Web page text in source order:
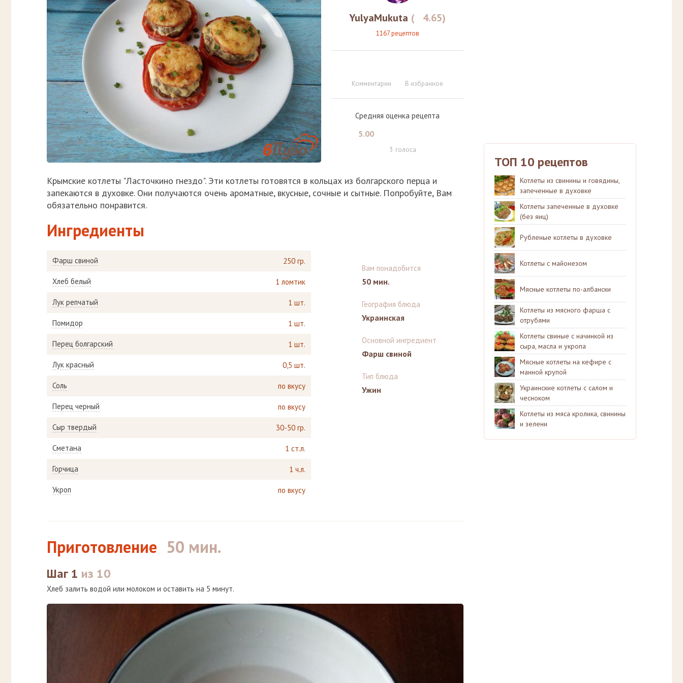
YulyaMukuta ( 4.65)
1167 рецептов
Комментарии В избранное
Средняя оценка рецепта
5.00
3 голоса
Крымские котлеты "Ласточкино гнездо". Эти котлеты готовятся в кольцах из болгарского перца и
запекаются в духовке. Они получаются очень ароматные, вкусные, сочные и сытные. Попробуйте, Вам
обязательно понравится.
Ингредиенты
Фарш свиной 250 гр.
Хлеб белый 1 ломтик
Лук репчатый 1 шт.
Помидор 1 шт.
Перец болгарский 1 шт.
Лук красный 0,5 шт.
Соль по вкусу
Перец черный по вкусу
Сыр твердый 30-50 гр.
Сметана 1 ст.л.
Горчица 1 ч.л.
Укроп по вкусу
Вам понадобится
50 мин.
География блюда
Украинская
Основной ингредиент
Фарш свиной
Тип блюда
Ужин
Приготовление 50 мин.
Шаг 1 из 10
Хлеб залить водой или молоком и оставить на 5 минут.
ТОП 10 рецептов
Котлеты из свинины и говядины,
запеченные в духовке
Котлеты запеченные в духовке
(без яиц)
Рубленые котлеты в духовке
Котлеты с майонезом
Мясные котлеты по-албански
Котлеты из мясного фарша с
отрубями
Котлеты свиные с начинкой из
сыра, масла и укропа
Мясные котлеты на кефире с
манной крупой
Украинские котлеты с салом и
чесноком
Котлеты из мяса кролика, свинины
и зелени